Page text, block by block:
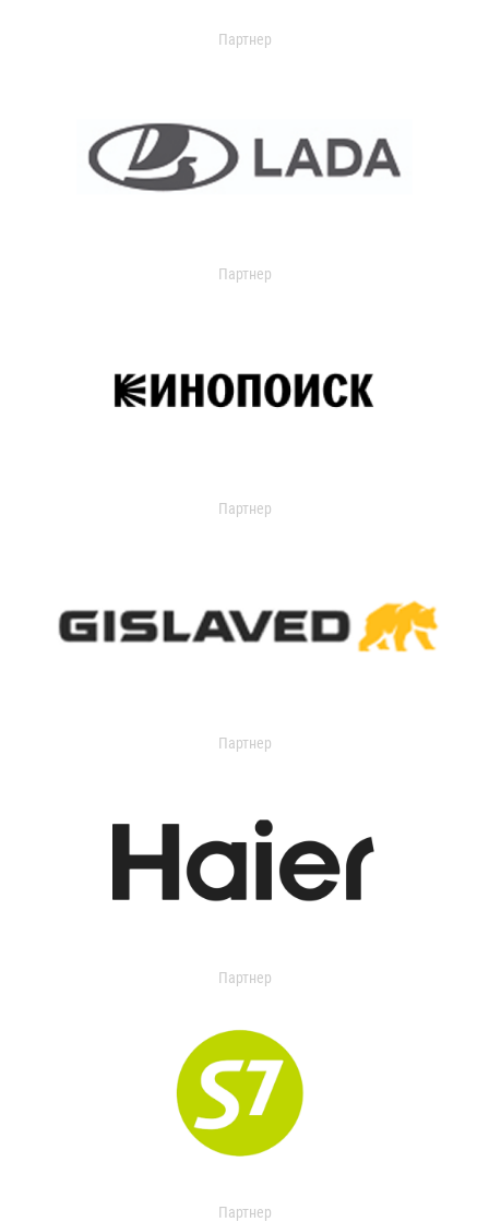
Партнер
Партнер
Партнер
Партнер
Партнер
Партнер